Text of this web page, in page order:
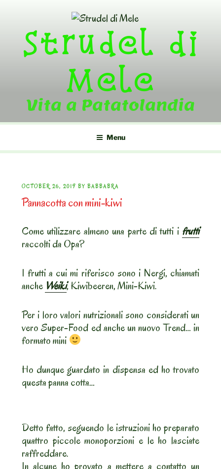
contentStrudel di
Mele
Vita a Patatolandia
Menu
POSTED
ON
OCTOBER 26, 2019 BY BABBABRA
Pannacotta con mini-kiwi
Come utilizzare almeno una parte di tutti i frutti
raccolti da Opa?
I frutti a cui mi riferisco sono i Nergi, chiamati
anche Weiki, Kiwibeeren, Mini-Kiwi.
Per i loro valori nutrizionali sono considerati un
vero Super-Food ed anche un nuovo Trend… in
formato mini
Ho dunque guardato in dispensa ed ho trovato
questa panna cotta…
Detto fatto, seguendo le istruzioni ho preparato
quattro piccole monoporzioni e le ho lasciate
raffreddare.
In alcune ho provato a mettere a contatto un